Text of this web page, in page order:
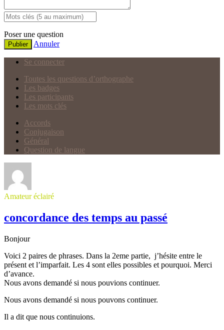
Poser une question
Publier Annuler
Se connecter
Toutes les questions d’orthographe
Les badges
Les participants
Les mots clés
Accords
Conjugaison
Général
Question de langue
Amateur éclairé
concordance des temps au passé
Bonjour
Voici 2 paires de phrases. Dans la 2eme partie, j’hésite entre le
présent et l’imparfait. Les 4 sont elles possibles et pourquoi. Merci
d’avance.
Nous avons demandé si nous pouvions continuer.
Nous avons demandé si nous pouvons continuer.
Il a dit que nous continuions.